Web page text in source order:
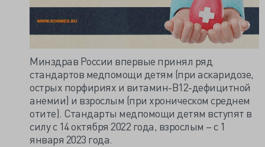
Минздрав России впервые принял ряд
стандартов медпомощи детям (при аскаридозе,
острых порфириях и витамин-В12-дефицитной
анемии) и взрослым (при хроническом среднем
отите). Стандарты медпомощи детям вступят в
силу с 14 октября 2022 года, взрослым – с 1
января 2023 года.